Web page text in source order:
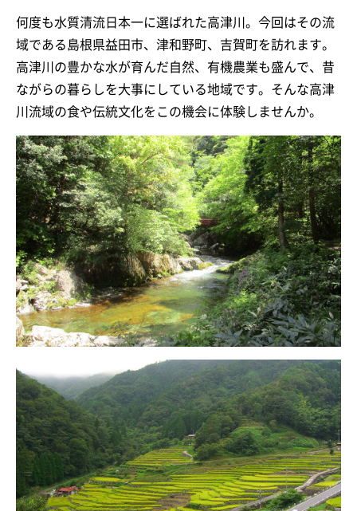
何度も水質清流日本一に選ばれた高津川。今回はその流
域である島根県益田市、津和野町、吉賀町を訪れます。
高津川の豊かな水が育んだ自然、有機農業も盛んで、昔
ながらの暮らしを大事にしている地域です。そんな高津
川流域の食や伝統文化をこの機会に体験しませんか。